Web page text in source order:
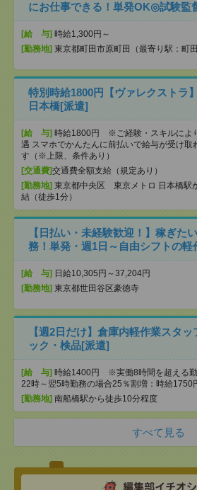
にお仕事できる！単発OK◎試験監
[給 与] 時給1,300円～
[勤務地] 東京都町田市原町田（最寄り駅：町田
特別時給1800円【ヴァレクストラ
日本橋[派遣]
[給 与] 時給1800円 ※ご経験・スキルによ
遇 スマホでかんたんに前払いで給与が受け取
す（※上限、条件あり）
[交通費]交通費全額支給（規定あり）
[勤務地] 東京都中央区 東京メトロ 日本橋駅
結（徒歩1分）
【日払い・未経験歓迎！】稼ぎた
務！単発・週1日～自由シフトの軽
[給 与] 日給10,305円～37,204円
[勤務地] 東京都世田谷区豪徳寺
【週2日だけ】倉庫内軽作業スタ
ック・検品[派遣]
[給 与] 時給1400円 ※実働8時間を超える勤
22時～翌5時勤務の場合25％割増：時給1750
[勤務地] 南船橋駅から徒歩10分程度
すべて見る